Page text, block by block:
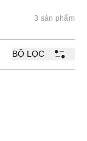
3 sản phẩm
BỘ LỌC